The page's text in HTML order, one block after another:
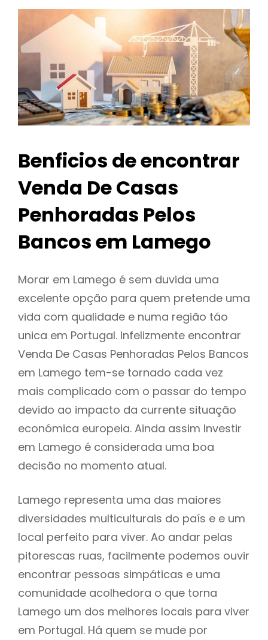
Benficios de encontrar
Venda De Casas
Penhoradas Pelos
Bancos em Lamego
Morar em Lamego é sem duvida uma
excelente opção para quem pretende uma
vida com qualidade e numa região táo
unica em Portugal. Infelizmente encontrar
Venda De Casas Penhoradas Pelos Bancos
em Lamego tem-se tornado cada vez
mais complicado com o passar do tempo
devido ao impacto da currente situação
económica europeia. Ainda assim Investir
em Lamego é considerada uma boa
decisão no momento atual.
Lamego representa uma das maiores
diversidades multiculturais do país e e um
local perfeito para viver. Ao andar pelas
pitorescas ruas, facilmente podemos ouvir
encontrar pessoas simpáticas e uma
comunidade acolhedora o que torna
Lamego um dos melhores locais para viver
em Portugal. Há quem se mude por